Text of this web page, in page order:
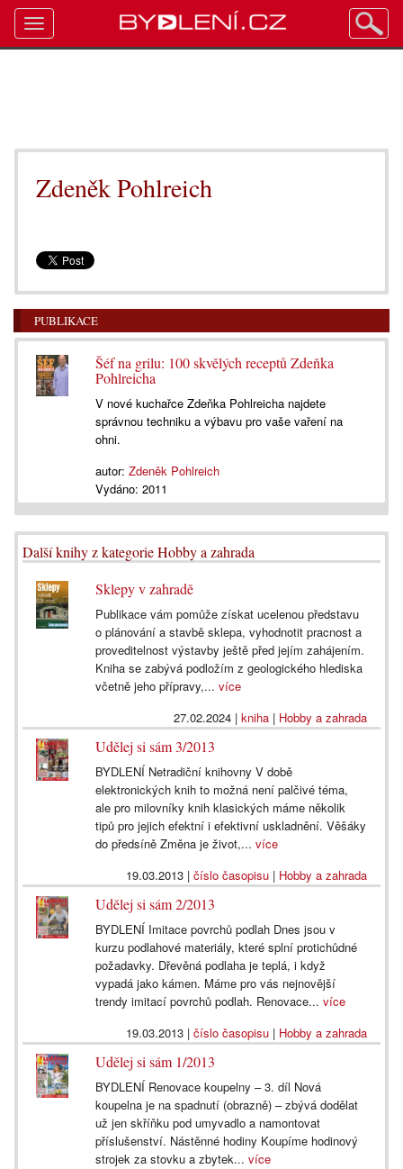
Zdeněk Pohlreich
PUBLIKACE
Šéf na grilu: 100 skvělých receptů Zdeňka
Pohlreicha
V nové kuchařce Zdeňka Pohlreicha najdete
správnou techniku a výbavu pro vaše vaření na
ohni.
autor: Zdeněk Pohlreich
Vydáno: 2011
Další knihy z kategorie Hobby a zahrada
Sklepy v zahradě
Publikace vám pomůže získat ucelenou představu
o plánování a stavbě sklepa, vyhodnotit pracnost a
proveditelnost výstavby ještě před jejím zahájením.
Kniha se zabývá podložím z geologického hlediska
včetně jeho přípravy,...více
27.02.2024| kniha| Hobby a zahrada
Udělej si sám 3/2013
BYDLENÍ Netradiční knihovny V době
elektronických knih to možná není palčivé téma,
ale pro milovníky knih klasických máme několik
tipů pro jejich efektní i efektivní uskladnění. Věšáky
do předsíně Změna je život,...více
19.03.2013| číslo časopisu| Hobby a zahrada
Udělej si sám 2/2013
BYDLENÍ Imitace povrchů podlah Dnes jsou v
kurzu podlahové materiály, které splní protichůdné
požadavky. Dřevěná podlaha je teplá, i když
vypadá jako kámen. Máme pro vás nejnovější
trendy imitací povrchů podlah. Renovace...více
19.03.2013| číslo časopisu| Hobby a zahrada
Udělej si sám 1/2013
BYDLENÍ Renovace koupelny – 3. díl Nová
koupelna je na spadnutí (obrazně) – zbývá dodělat
už jen skříňku pod umyvadlo a namontovat
příslušenství. Nástěnné hodiny Koupíme hodinový
strojek za stovku a zbytek...více
Toggle
navigation